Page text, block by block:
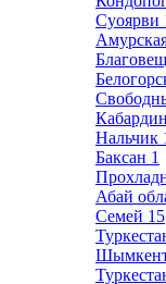
Суоярви
Нальчик
Баксан 1
Абай
Семей 15